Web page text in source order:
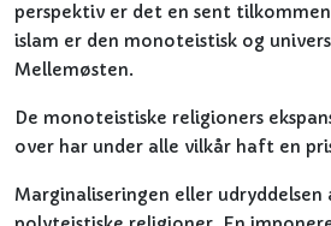
perspektiv er det en sent
islam er den monoteistisk og
Mellemøsten.
De monoteistiske religioners
over har under alle vilkår haft en
Marginaliseringen eller